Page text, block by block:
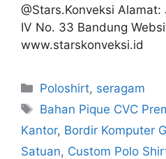
@Stars.Konveksi
IV No. 33 Bandung
www.starskonveksi.id
Poloshirt, seragam
Bahan Pique CVC
Kantor, Bordir Komputer
Satuan, Custom Polo